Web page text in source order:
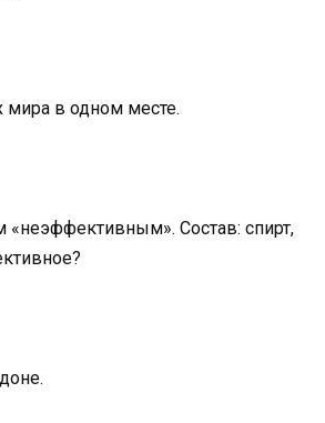
мира в одном месте.
«неэффективным». Состав: спирт,